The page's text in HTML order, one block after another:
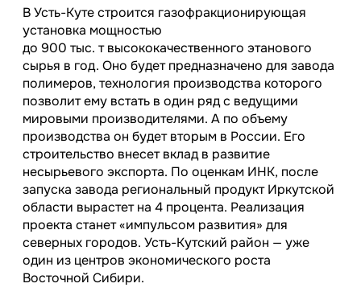
В Усть-Куте строится газофракционирующая
установка мощностью
до 900 тыс. т высококачественного этанового
сырья в год. Оно будет предназначено для завода
полимеров, технология производства которого
позволит ему встать в один ряд с ведущими
мировыми производителями. А по объему
производства он будет вторым в России. Его
строительство внесет вклад в развитие
несырьевого экспорта. По оценкам ИНК, после
запуска завода региональный продукт Иркутской
области вырастет на 4 процента. Реализация
проекта станет «импульсом развития» для
северных городов. Усть-Кутский район — уже
один из центров экономического роста
Восточной Сибири.